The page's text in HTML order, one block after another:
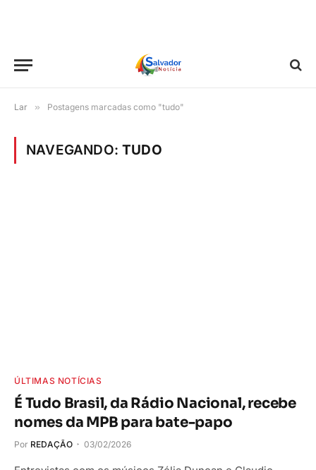
Lar » Postagens marcadas como "tudo"
NAVEGANDO:TUDO
ÚLTIMAS NOTÍCIAS
É Tudo Brasil, da Rádio Nacional, recebe
nomes da MPB para bate-papo
Por REDAÇÃO 03/02/2026